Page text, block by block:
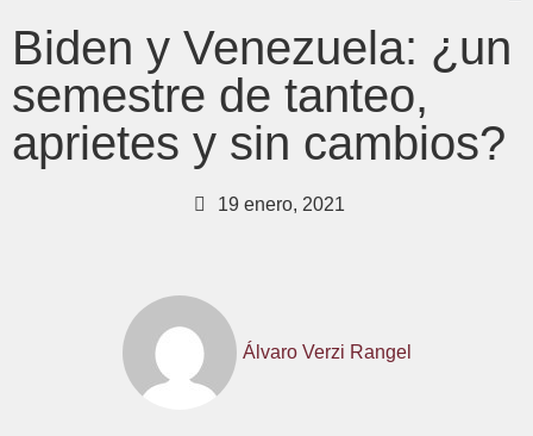
Biden y Venezuela: ¿un
semestre de tanteo,
aprietes y sin cambios?
19 enero, 2021
Álvaro Verzi Rangel